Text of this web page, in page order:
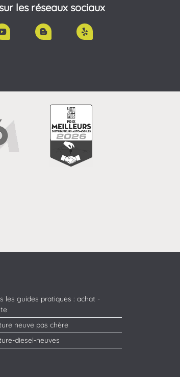
les réseaux sociaux
les guides pratiques : achat -
neuve pas chère
diesel-neuves